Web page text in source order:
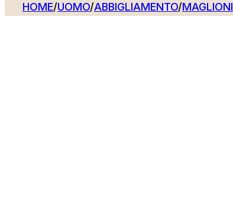
HOME/UOMO/ABBIGLIAMENTO/MAGLIONI